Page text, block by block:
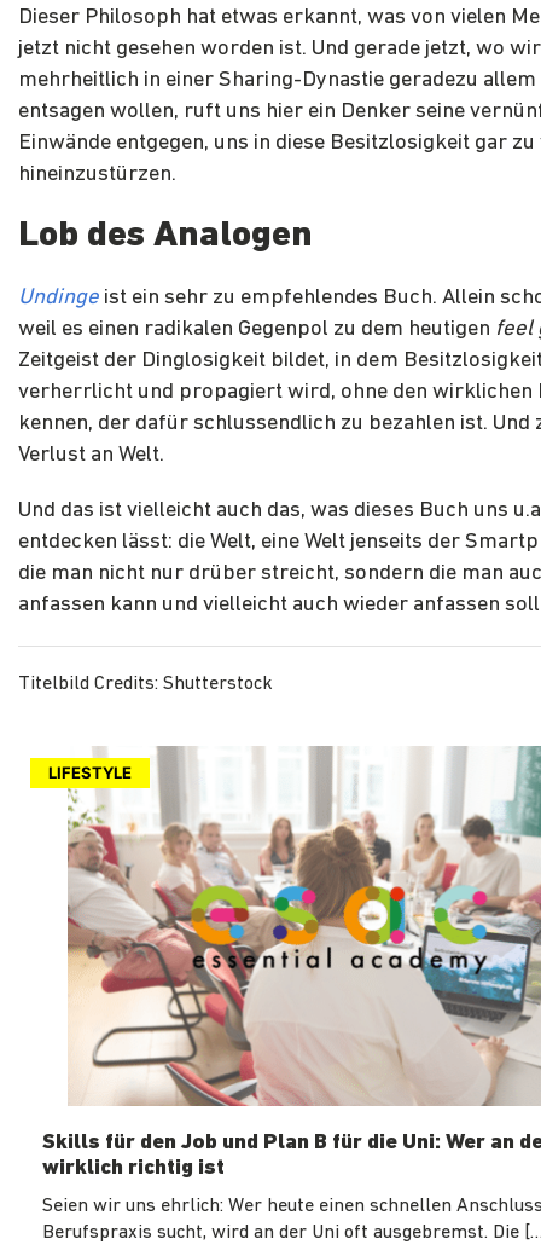
Dieser Philosoph hat etwas erkannt, was von vielen
jetzt nicht gesehen worden ist. Und gerade jetzt, wo
mehrheitlich in einer Sharing-Dynastie geradezu allem
entsagen wollen, ruft uns hier ein Denker seine
Einwände entgegen, uns in diese Besitzlosigkeit gar
hineinzustürzen.
Lob des Analogen
Undinge ist ein sehr zu empfehlendes Buch. Allein
weil es einen radikalen Gegenpol zu dem heutigen feel
Zeitgeist der Dinglosigkeit bildet, in dem
verherrlicht und propagiert wird, ohne den wirklichen
kennen, der dafür schlussendlich zu bezahlen ist. Und
Verlust an Welt.
Und das ist vielleicht auch das, was dieses Buch uns
entdecken lässt: die Welt, eine Welt jenseits der
die man nicht nur drüber streicht, sondern die man
anfassen kann und vielleicht auch wieder anfassen
Titelbild Credits: Shutterstock
LIFESTYLE
Skills für den Job und Plan B für die Uni: Wer an
wirklich richtig ist
Seien wir uns ehrlich: Wer heute einen schnellen
Berufspraxis sucht, wird an der Uni oft ausgebremst. Die